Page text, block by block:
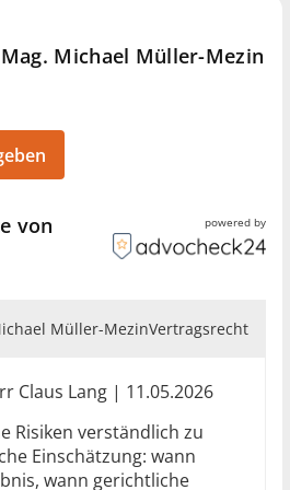
Kontaktaufnahme.
Michael Müller-Mezin
von
powered by
Müller-MezinVertragsrecht
Claus Lang | 11.05.2026
Risiken verständlich zu
Einschätzung: wann
wann gerichtliche